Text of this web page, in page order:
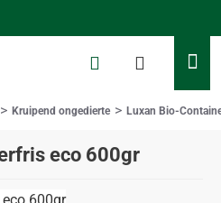
eco 600gr
Kruipend ongedierte Luxan Bio-